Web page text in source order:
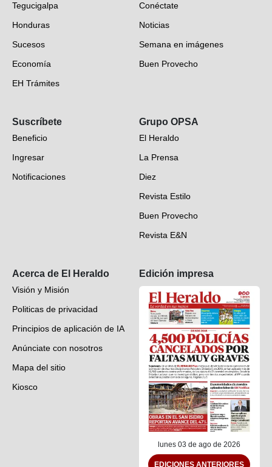
Tegucigalpa
Honduras
Sucesos
Economía
EH Trámites
EH Verifica
Fotogalerías
Deportes
Videos
Conéctate
Noticias
Semana en imágenes
Buen Provecho
Suscríbete
Beneficio
Ingresar
Notificaciones
Grupo OPSA
El Heraldo
La Prensa
Diez
Revista Estilo
Buen Provecho
Revista E&N
Acerca de El Heraldo
Visión y Misión
Politicas de privacidad
Principios de aplicación de IA
Anúnciate con nosotros
Mapa del sitio
Kiosco
Edición impresa
lunes 03 de ago de 2026
EDICIONES ANTERIORES